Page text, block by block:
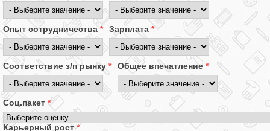
Опыт сотрудничества* Зарплата *
Соответствие з/п рынку * Общее впечатление *
Соц.пакет *
Карьерный рост*